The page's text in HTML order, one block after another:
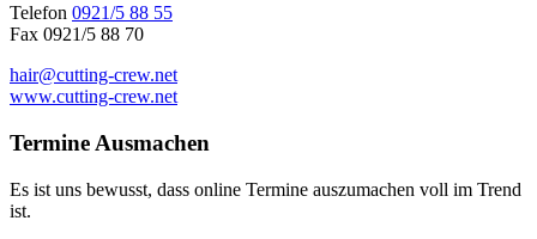
Telefon 0921/5 88 55
Fax 0921/5 88 70
hair@cutting-crew.net
www.cutting-crew.net
Termine Ausmachen
Es ist uns bewusst, dass online Termine auszumachen voll im Trend
ist.